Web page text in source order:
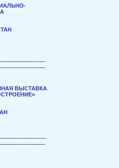
ВЫСТАВКА